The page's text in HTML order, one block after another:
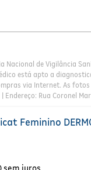
Feminino
sem juros
Nacional de Vigilância
está apto a
via Internet. As
Rua Coronel